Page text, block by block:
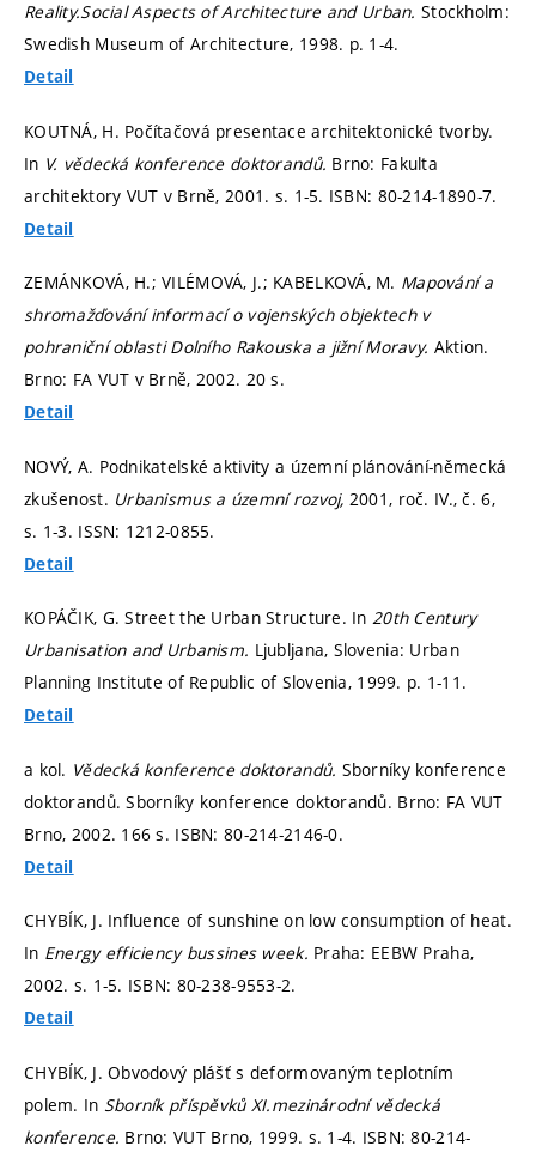
Reality.Social Aspects of Architecture and Urban. Stockholm:
Swedish Museum of Architecture, 1998. p. 1-4.
Detail
KOUTNÁ, H. Počítačová presentace architektonické tvorby.
In V. vědecká konference doktorandů. Brno: Fakulta
architektory VUT v Brně, 2001. s. 1-5. ISBN: 80-214-1890-7.
Detail
ZEMÁNKOVÁ, H.; VILÉMOVÁ, J.; KABELKOVÁ, M. Mapování a
shromažďování informací o vojenských objektech v
pohraniční oblasti Dolního Rakouska a jižní Moravy. Aktion.
Brno: FA VUT v Brně, 2002. 20 s.
Detail
NOVÝ, A. Podnikatelské aktivity a územní plánování-německá
zkušenost. Urbanismus a územní rozvoj, 2001, roč. IV., č. 6,
s. 1-3. ISSN: 1212-0855.
Detail
KOPÁČIK, G. Street the Urban Structure. In20th Century
Urbanisation and Urbanism. Ljubljana, Slovenia: Urban
Planning Institute of Republic of Slovenia, 1999. p. 1-11.
Detail
a kol. Vědecká konference doktorandů. Sborníky konference
doktorandů. Sborníky konference doktorandů. Brno: FA VUT
Brno, 2002. 166 s. ISBN: 80-214-2146-0.
Detail
CHYBÍK, J. Influence of sunshine on low consumption of heat.
In Energy efficiency bussines week. Praha: EEBW Praha,
2002. s. 1-5. ISBN: 80-238-9553-2.
Detail
CHYBÍK, J. Obvodový plášť s deformovaným teplotním
polem. In Sborník příspěvků XI.mezinárodní vědecká
konference. Brno: VUT Brno, 1999. s. 1-4. ISBN: 80-214-